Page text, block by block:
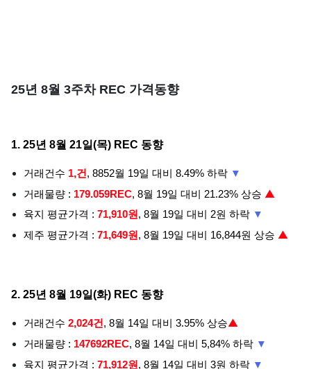
25년 8월 3주차 REC 가격동향
1. 25년 8월 21일(목) REC 동향
거래건수 1,건, 8852월 19일 대비 8.49% 하락 ▼
거래물량 : 179.059REC, 8월 19일 대비 21.23% 상승 ▲
육지 평균가격 : 71,910원, 8월 19일 대비 2원 하락 ▼
제주 평균가격 : 71,649원, 8월 19일 대비 16,844원 상승 ▲
2. 25년 8월 19일(화) REC 동향
거래건수 2,024건, 8월 14일 대비 3.95% 상승▲
거래물량 : 147692REC, 8월 14일 대비 5,84% 하락 ▼
육지 평균가격 : 71,912원, 8월 14일 대비 3원 하락 ▼